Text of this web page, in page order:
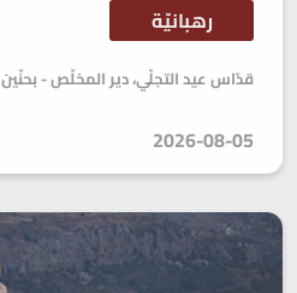
رهبانيّة
قدّاس عيد التجلّي، دير المخلّص - بحنّين
2026-08-05